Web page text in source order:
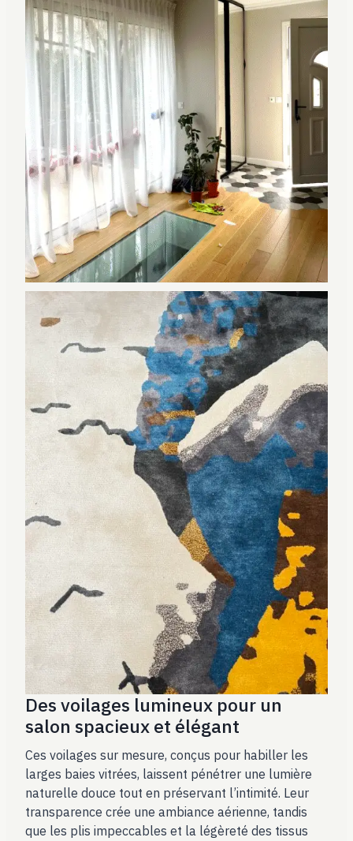
Des voilages lumineux pour un
salon spacieux et élégant
Ces voilages sur mesure, conçus pour habiller les
larges baies vitrées, laissent pénétrer une lumière
naturelle douce tout en préservant l’intimité. Leur
transparence crée une ambiance aérienne, tandis
que les plis impeccables et la légèreté des tissus